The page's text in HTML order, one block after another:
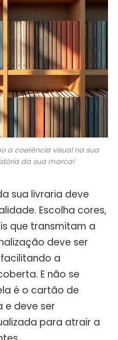
a coerência visual na sua
da sua marca!
sua livraria deve
Escolha cores,
que transmitam a
deve ser
a
E não se
é o cartão de
e deve ser
para atrair a